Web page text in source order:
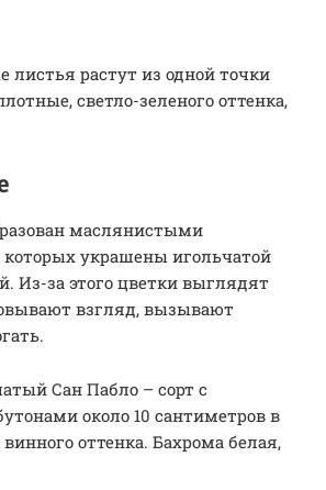
листья растут из одной точки
светло-зеленого оттенка,
маслянистыми
которых украшены игольчатой
Из-за этого цветки выглядят
взгляд, вызывают
Сан Пабло – сорт с
около 10 сантиметров в
оттенка. Бахрома белая,